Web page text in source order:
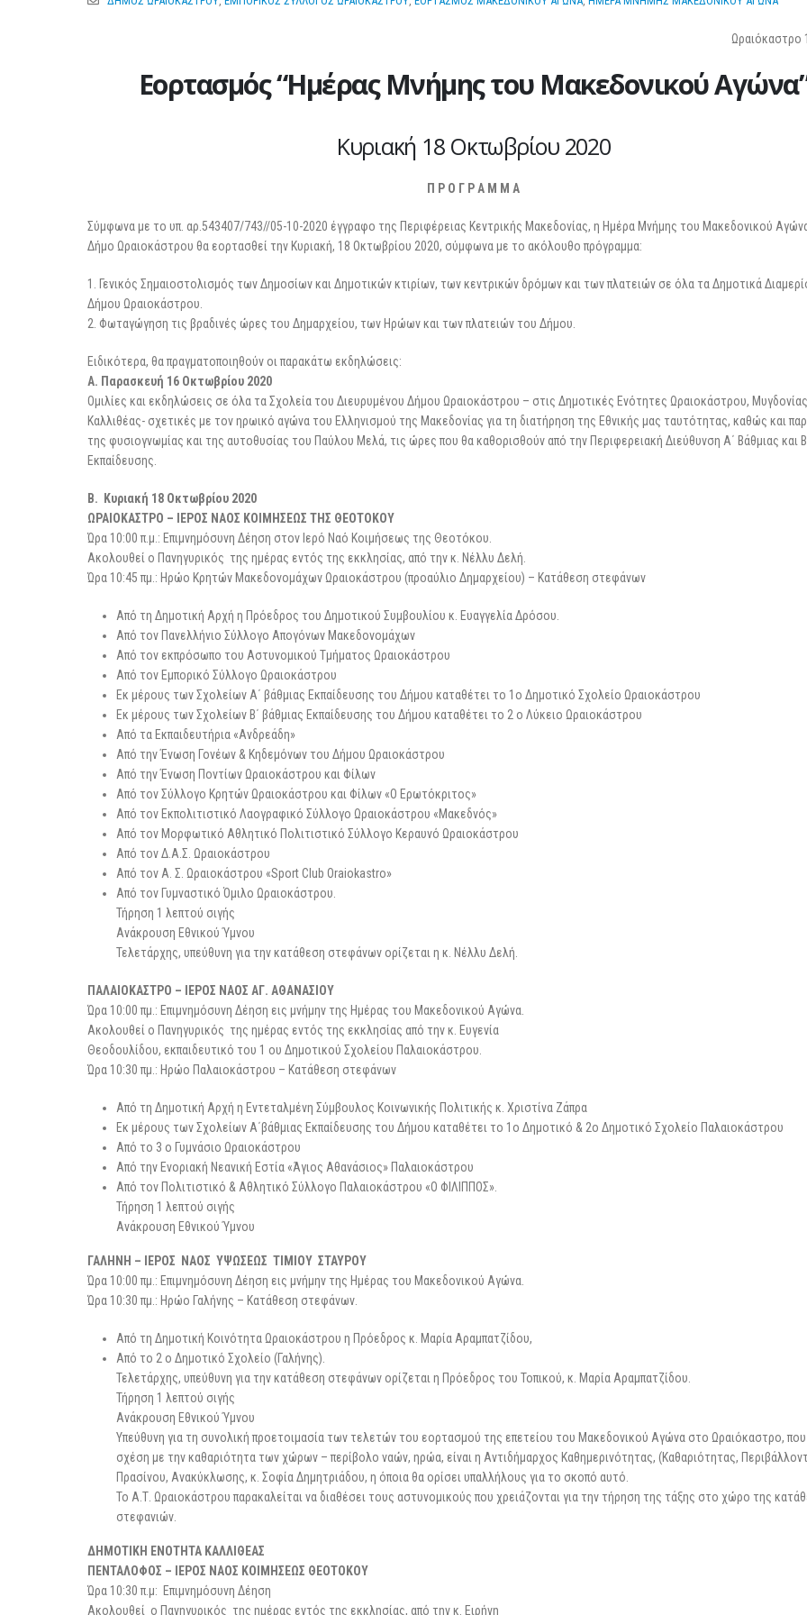
Ωραιόκαστρο
Εορτασμός “Ημέρας Μνήμης του Μακεδονικού
Κυριακή 18 Οκτωβρίου 2020
Π Ρ Ο Γ Ρ Α Μ M Α
Σύμφωνα με το υπ. αρ.543407/743//05-10-2020 έγγραφο της Περιφέρειας Κεντρικής Μακεδονίας, η Ημέρα Μνήμης του Μακεδονικού
Δήμο Ωραιοκάστρου θα εορτασθεί την Κυριακή, 18 Οκτωβρίου 2020, σύμφωνα με το ακόλουθο πρόγραμμα:
1. Γενικός Σημαιοστολισμός των Δημοσίων και Δημοτικών κτιρίων, των κεντρικών δρόμων και των πλατειών σε όλα τα Δημοτικά
Δήμου Ωραιοκάστρου.
2. Φωταγώγηση τις βραδινές ώρες του Δημαρχείου, των Ηρώων και των πλατειών του Δήμου.
Ειδικότερα, θα πραγματοποιηθούν οι παρακάτω εκδηλώσεις:
A. Παρασκευή 16 Οκτωβρίου 2020
Ομιλίες και εκδηλώσεις σε όλα τα Σχολεία του Διευρυμένου Δήμου Ωραιοκάστρου – στις Δημοτικές Ενότητες Ωραιοκάστρου,
Καλλιθέας- σχετικές με τον ηρωικό αγώνα του Ελληνισμού της Μακεδονίας για τη διατήρηση της Εθνικής μας ταυτότητας, καθώς και
της φυσιογνωμίας και της αυτοθυσίας του Παύλου Μελά, τις ώρες που θα καθορισθούν από την Περιφερειακή Διεύθυνση Α΄ Βάθμιας και
Εκπαίδευσης.
B. Κυριακή 18 Οκτωβρίου 2020
ΩΡΑΙΟΚΑΣΤΡΟ – ΙΕΡΟΣ ΝΑΟΣ ΚΟΙΜΗΣΕΩΣ ΤΗΣ ΘΕΟΤΟΚΟΥ
Ώρα 10:00 π.μ.: Επιμνημόσυνη Δέηση στον Ιερό Ναό Κοιμήσεως της Θεοτόκου.
Ακολουθεί ο Πανηγυρικός της ημέρας εντός της εκκλησίας, από την κ. Νέλλυ Δελή.
Ώρα 10:45 πμ.: Ηρώο Κρητών Μακεδονομάχων Ωραιοκάστρου (προαύλιο Δημαρχείου) – Κατάθεση στεφάνων
Από τη Δημοτική Αρχή η Πρόεδρος του Δημοτικού Συμβουλίου κ. Ευαγγελία Δρόσου.
Από τον Πανελλήνιο Σύλλογο Απογόνων Μακεδονομάχων
Από τον εκπρόσωπο του Αστυνομικού Τμήματος Ωραιοκάστρου
Από τον Εμπορικό Σύλλογο Ωραιοκάστρου
Εκ μέρους των Σχολείων Α΄ βάθμιας Εκπαίδευσης του Δήμου καταθέτει το 1ο Δημοτικό Σχολείο Ωραιοκάστρου
Εκ μέρους των Σχολείων Β΄ βάθμιας Εκπαίδευσης του Δήμου καταθέτει το 2 ο Λύκειο Ωραιοκάστρου
Από τα Εκπαιδευτήρια «Ανδρεάδη»
Από την Ένωση Γονέων & Κηδεμόνων του Δήμου Ωραιοκάστρου
Από την Ένωση Ποντίων Ωραιοκάστρου και Φίλων
Από τον Σύλλογο Κρητών Ωραιοκάστρου και Φίλων «Ο Ερωτόκριτος»
Από τον Εκπολιτιστικό Λαογραφικό Σύλλογο Ωραιοκάστρου «Μακεδνός»
Από τον Μορφωτικό Αθλητικό Πολιτιστικό Σύλλογο Κεραυνό Ωραιοκάστρου
Από τον Δ.Α.Σ. Ωραιοκάστρου
Από τον Α. Σ. Ωραιοκάστρου «Sport Club Oraiokastro»
Από τον Γυμναστικό Όμιλο Ωραιοκάστρου.
Τήρηση 1 λεπτού σιγής
Ανάκρουση Εθνικού Ύμνου
Τελετάρχης, υπεύθυνη για την κατάθεση στεφάνων ορίζεται η κ. Νέλλυ Δελή.
ΠΑΛΑΙΟΚΑΣΤΡΟ – ΙΕΡΟΣ ΝΑΟΣ ΑΓ. ΑΘΑΝΑΣΙΟΥ
Ώρα 10:00 πμ.: Επιμνημόσυνη Δέηση εις μνήμην της Ημέρας του Μακεδονικού Αγώνα.
Ακολουθεί ο Πανηγυρικός της ημέρας εντός της εκκλησίας από την κ. Ευγενία
Θεοδουλίδου, εκπαιδευτικό του 1 ου Δημοτικού Σχολείου Παλαιοκάστρου.
Ώρα 10:30 πμ.: Ηρώο Παλαιοκάστρου – Κατάθεση στεφάνων
Από τη Δημοτική Αρχή η Εντεταλμένη Σύμβουλος Κοινωνικής Πολιτικής κ. Χριστίνα Ζάπρα
Εκ μέρους των Σχολείων Α΄βάθμιας Εκπαίδευσης του Δήμου καταθέτει το 1ο Δημοτικό & 2ο Δημοτικό Σχολείο Παλαιοκάστρου
Από το 3 ο Γυμνάσιο Ωραιοκάστρου
Από την Ενοριακή Νεανική Εστία «Άγιος Αθανάσιος» Παλαιοκάστρου
Από τον Πολιτιστικό & Αθλητικό Σύλλογο Παλαιοκάστρου «Ο ΦΙΛΙΠΠΟΣ».
Τήρηση 1 λεπτού σιγής
Ανάκρουση Εθνικού Ύμνου
ΓΑΛΗΝΗ – ΙΕΡΟΣ ΝΑΟΣ ΥΨΩΣΕΩΣ ΤΙΜΙΟΥ ΣΤΑΥΡΟΥ
Ώρα 10:00 πμ.: Επιμνημόσυνη Δέηση εις μνήμην της Ημέρας του Μακεδονικού Αγώνα.
Ώρα 10:30 πμ.: Ηρώο Γαλήνης – Κατάθεση στεφάνων.
Από τη Δημοτική Κοινότητα Ωραιοκάστρου η Πρόεδρος κ. Μαρία Αραμπατζίδου,
Από το 2 ο Δημοτικό Σχολείο (Γαλήνης).
Τελετάρχης, υπεύθυνη για την κατάθεση στεφάνων ορίζεται η Πρόεδρος του Τοπικού, κ. Μαρία Αραμπατζίδου.
Τήρηση 1 λεπτού σιγής
Ανάκρουση Εθνικού Ύμνου
Υπεύθυνη για τη συνολική προετοιμασία των τελετών του εορτασμού της επετείου του Μακεδονικού Αγώνα στο Ωραιόκαστρο, που
σχέση με την καθαριότητα των χώρων – περίβολο ναών, ηρώα, είναι η Αντιδήμαρχος Καθημερινότητας, (Καθαριότητας,
Πρασίνου, Ανακύκλωσης, κ. Σοφία Δημητριάδου, η όποια θα ορίσει υπαλλήλους για το σκοπό αυτό.
Το Α.Τ. Ωραιοκάστρου παρακαλείται να διαθέσει τους αστυνομικούς που χρειάζονται για την τήρηση της τάξης στο χώρο της
στεφανιών.
ΔΗΜΟΤΙΚΗ ΕΝΟΤΗΤΑ ΚΑΛΛΙΘΕΑΣ
ΠΕΝΤΑΛΟΦΟΣ – ΙΕΡΟΣ ΝΑΟΣ ΚΟΙΜΗΣΕΩΣ ΘΕΟΤΟΚΟΥ
Ώρα 10:30 π.μ: Επιμνημόσυνη Δέηση
Ακολουθεί ο Πανηγυρικός της ημέρας εντός της εκκλησίας, από την κ. Ειρήνη